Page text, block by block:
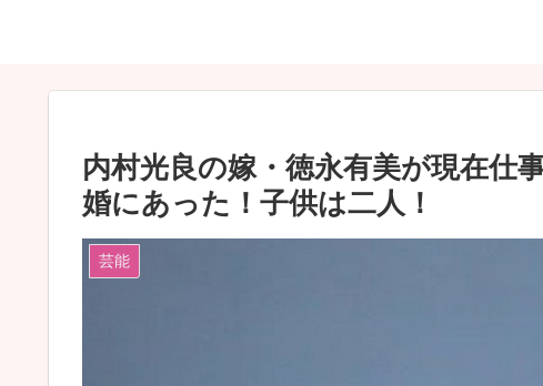
内村光良の嫁・徳永有美が現在仕
婚にあった！子供は二人！
芸能